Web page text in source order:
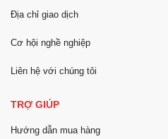
Địa chỉ giao dịch
Cơ hội nghề nghiệp
Liên hệ với chúng tôi
TRỢ GIÚP
Hướng dẫn mua hàng